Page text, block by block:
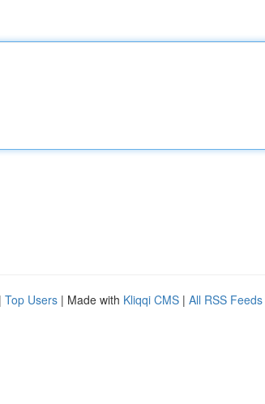
| Top Users | Made with Kliqqi CMS | All RSS Feeds